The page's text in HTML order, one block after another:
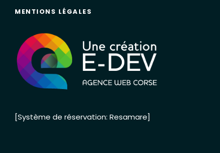
MENTIONS LÉGALES
[Système de réservation: Resamare]